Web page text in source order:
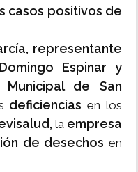
casos positivos de
representante
Espinar y
de San
deficiencias en los
la empresa
de desechos en